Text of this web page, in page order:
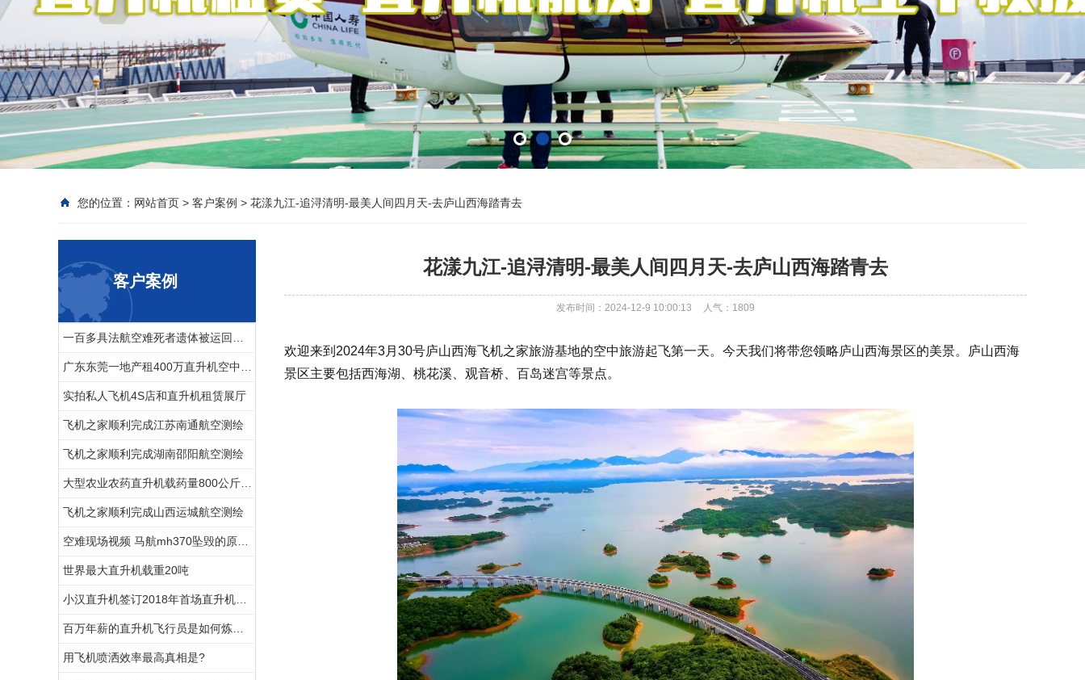
您的位置： 网站首页 > 客户案例 > 花漾九江-追浔清明-最美人间四月天-去庐山西海踏青去
客户案例
实拍私人飞机4S店和直升机租赁展厅
飞机之家顺利完成江苏南通航空测绘
飞机之家顺利完成湖南邵阳航空测绘
飞机之家顺利完成山西运城航空测绘
世界最大直升机载重20吨
用飞机喷洒效率最高真相是?
花漾九江-追浔清明-最美人间四月天-去庐山西海踏青去
发布时间：2024-12-9 10:00:13 人气： 1809
欢迎来到2024年3月30号庐山西海飞机之家旅游基地的空中旅游起飞第一天。今天我们将带您领略庐山西海景区的美景。庐山西海
景区主要包括西海湖、桃花溪、观音桥、百岛迷宫等景点。